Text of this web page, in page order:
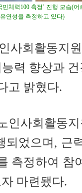
체력100 측정’ 진행 모습(
연성을 측정하고 있다)
사회활동지
력 향상과
고 밝혔다.
인사회활동
되었으며, 근
측정하여 참
마련됐다.